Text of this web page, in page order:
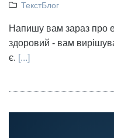
ТекстБлог
Напишу вам зараз про
здоровий - вам
є. [...]